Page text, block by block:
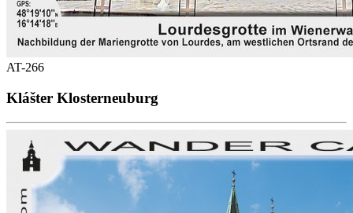
AT-266
Klášter Klosterneuburg